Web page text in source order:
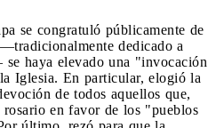
se congratuló públicamente de
dedicado a
haya elevado una "invocación
Iglesia. En particular, elogió la
de todos aquellos que,
en favor de los "pueblos